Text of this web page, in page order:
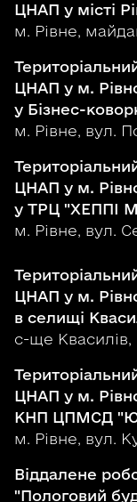
ЦНАП у місті
м. Рівне,
ЦНАП у м.
у Бізнес-
м. Рівне, вул.
ЦНАП у м.
у ТРЦ "ХЕППІ
м. Рівне, вул.
ЦНАП у м.
в селищі
с-ще Квасилів,
ЦНАП у м.
КНП ЦПМСД
м. Рівне, вул.
Віддалене
"Пологовий